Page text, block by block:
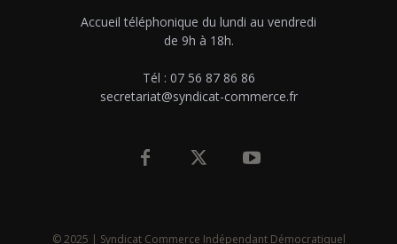
Accueil téléphonique du lundi au vendredi
de 9h à 18h.
Tél : 07 56 87 86 86
secretariat@syndicat-commerce.fr
© 2025 | Syndicat Commerce Indépendant Démocratiquel